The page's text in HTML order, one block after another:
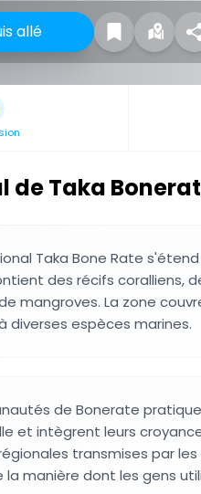
allé
de Taka
Taka Bone Rate
des récifs coralliens,
mangroves. La zone
diverses espèces marines.
de Bonerate
et intègrent leurs
transmises par les
la manière dont les gens